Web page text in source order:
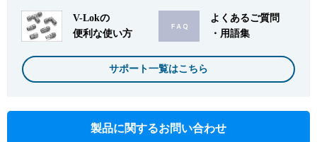
V-Lokの
便利な使い方
よくあるご質問
・用語集
サポート一覧はこちら
製品に関するお問い合わせ